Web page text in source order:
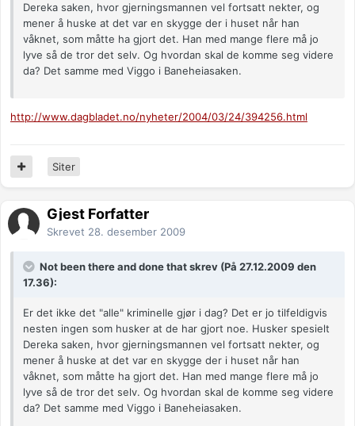
Dereka saken, hvor gjerningsmannen vel fortsatt nekter, og
mener å huske at det var en skygge der i huset når han
våknet, som måtte ha gjort det. Han med mange flere må jo
lyve så de tror det selv. Og hvordan skal de komme seg videre
da? Det samme med Viggo i Baneheiasaken.
http://www.dagbladet.no/nyheter/2004/03/24/394256.html
Siter
Gjest Forfatter
Skrevet 28. desember 2009
Not been there and done that skrev (På 27.12.2009 den
17.36):
Er det ikke det "alle" kriminelle gjør i dag? Det er jo tilfeldigvis
nesten ingen som husker at de har gjort noe. Husker spesielt
Dereka saken, hvor gjerningsmannen vel fortsatt nekter, og
mener å huske at det var en skygge der i huset når han
våknet, som måtte ha gjort det. Han med mange flere må jo
lyve så de tror det selv. Og hvordan skal de komme seg videre
da? Det samme med Viggo i Baneheiasaken.